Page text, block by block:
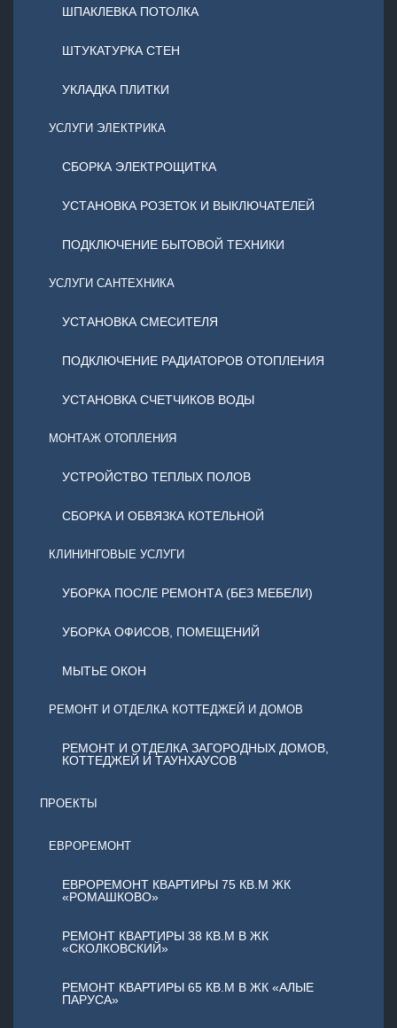
ШПАКЛЕВКА ПОТОЛКА
ШТУКАТУРКА СТЕН
УКЛАДКА ПЛИТКИ
УСЛУГИ ЭЛЕКТРИКА
СБОРКА ЭЛЕКТРОЩИТКА
УСТАНОВКА РОЗЕТОК И ВЫКЛЮЧАТЕЛЕЙ
ПОДКЛЮЧЕНИЕ БЫТОВОЙ ТЕХНИКИ
УСЛУГИ САНТЕХНИКА
УСТАНОВКА СМЕСИТЕЛЯ
ПОДКЛЮЧЕНИЕ РАДИАТОРОВ ОТОПЛЕНИЯ
УСТАНОВКА СЧЕТЧИКОВ ВОДЫ
МОНТАЖ ОТОПЛЕНИЯ
УСТРОЙСТВО ТЕПЛЫХ ПОЛОВ
СБОРКА И ОБВЯЗКА КОТЕЛЬНОЙ
КЛИНИНГОВЫЕ УСЛУГИ
УБОРКА ПОСЛЕ РЕМОНТА (БЕЗ МЕБЕЛИ)
УБОРКА ОФИСОВ, ПОМЕЩЕНИЙ
МЫТЬЕ ОКОН
РЕМОНТ И ОТДЕЛКА КОТТЕДЖЕЙ И ДОМОВ
РЕМОНТ И ОТДЕЛКА ЗАГОРОДНЫХ ДОМОВ,
КОТТЕДЖЕЙ И ТАУНХАУСОВ
ПРОЕКТЫ
ЕВРОРЕМОНТ
ЕВРОРЕМОНТ КВАРТИРЫ 75 КВ.М ЖК
«РОМАШКОВО»
РЕМОНТ КВАРТИРЫ 38 КВ.М В ЖК
«СКОЛКОВСКИЙ»
РЕМОНТ КВАРТИРЫ 65 КВ.М В ЖК «АЛЫЕ
ПАРУСА»